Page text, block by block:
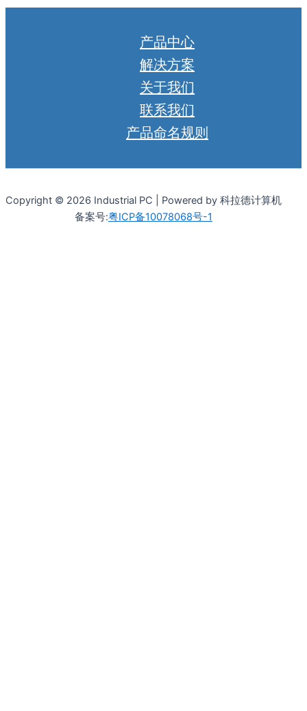
产品中心
解决方案
关于我们
联系我们
产品命名规则
Copyright © 2026 Industrial PC | Powered by 科拉德计算机
备案号:粤ICP备10078068号-1